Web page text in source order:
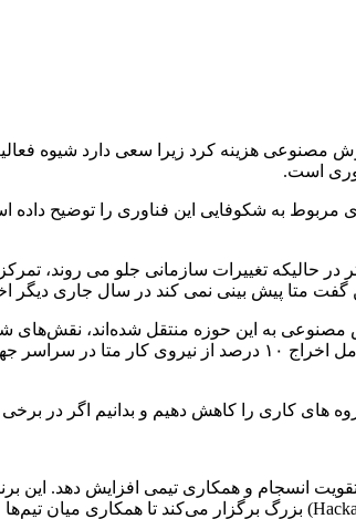
هوش مصنوعی هزینه کرد زیرا سعی دارد شیوه
است.
به شکوفایی این فناوری را توضیح داده
حالیکه تغییرات سازمانی جلو می روند،
متا پیش بینی نمی کند در سال جاری دیگر
مصنوعی به این حوزه منتقل شده‌اند،
می سال جاری میلادی یک بازسازی گسترده سازمانی انجام داد.
های کاری را کاهش دهیم و بدانیم اگر در برخی
انسجام و همکاری تیمی افزایش دهد. این